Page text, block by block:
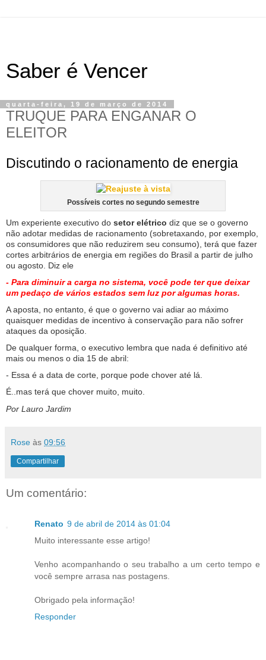
Saber é Vencer
quarta-feira, 19 de março de 2014
TRUQUE PARA ENGANAR O
ELEITOR
Discutindo o racionamento de energia
Possíveis cortes no segundo semestre
Um experiente executivo do setor elétrico diz que se o governo
não adotar medidas de racionamento (sobretaxando, por exemplo,
os consumidores que não reduzirem seu consumo), terá que fazer
cortes arbitrários de energia em regiões do Brasil a partir de julho
ou agosto. Diz ele
- Para diminuir a carga no sistema, você pode ter que deixar
um pedaço de vários estados sem luz por algumas horas.
A aposta, no entanto, é que o governo vai adiar ao máximo
quaisquer medidas de incentivo à conservação para não sofrer
ataques da oposição.
De qualquer forma, o executivo lembra que nada é definitivo até
mais ou menos o dia 15 de abril:
- Essa é a data de corte, porque pode chover até lá.
É..mas terá que chover muito, muito.
Por Lauro Jardim
Rose às 09:56
Compartilhar
Um comentário:
Renato 9 de abril de 2014 às 01:04
Muito interessante esse artigo!
Venho acompanhando o seu trabalho a um certo tempo e
você sempre arrasa nas postagens.
Obrigado pela informação!
Responder